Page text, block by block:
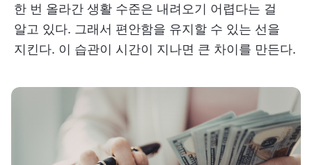
한 번 올라간 생활 수준은 내려오기 어렵다는 걸
알고 있다. 그래서 편안함을 유지할 수 있는 선을
지킨다. 이 습관이 시간이 지나면 큰 차이를 만든다.